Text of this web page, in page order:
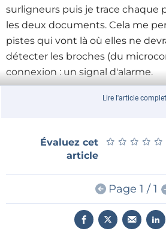
surligneurs puis je trace chaque
les deux documents. Cela me
pistes qui vont là où elles ne
détecter les broches (du
connexion : un signal d'alarme.
J'utilise l’impression n°2 pour me
mieux pour avoir des
composants à ce stade. Je les
dimensions X et Y du "grand
est importante en raison de la
l'imprimante, qui n'est pas
mesurer cet élément me permet
Lire l'article complet
Évaluez cet
article
★ ★ ★ ★ ★
★ ★ ★ ★ ★
Page 1 / 1